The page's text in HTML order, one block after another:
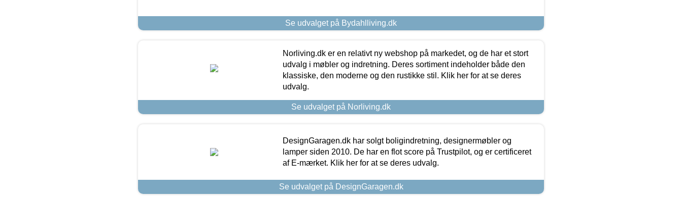
Se udvalget på Bydahlliving.dk
Norliving.dk er en relativt ny webshop på markedet, og de har et stort
udvalg i møbler og indretning. Deres sortiment indeholder både den
klassiske, den moderne og den rustikke stil. Klik her for at se deres
udvalg.
Se udvalget på Norliving.dk
DesignGaragen.dk har solgt boligindretning, designermøbler og
lamper siden 2010. De har en flot score på Trustpilot, og er certificeret
af E-mærket. Klik her for at se deres udvalg.
Se udvalget på DesignGaragen.dk